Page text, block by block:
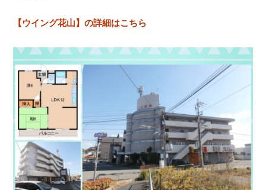
【ウイング花山】の詳細はこちら